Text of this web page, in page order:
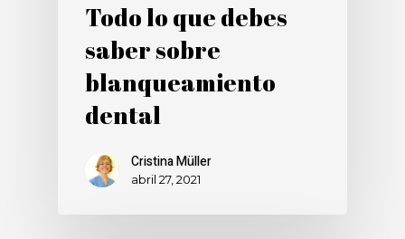
Todo lo que debes
saber sobre
blanqueamiento
dental
Cristina Müller
abril 27, 2021